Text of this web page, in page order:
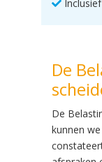
De
De
kunnen